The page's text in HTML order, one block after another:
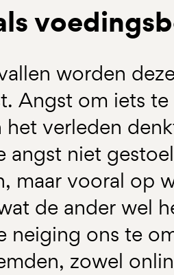
worden
Angst om iets
verleden
angst niet
maar vooral op
de ander wel
neiging ons te
zowel